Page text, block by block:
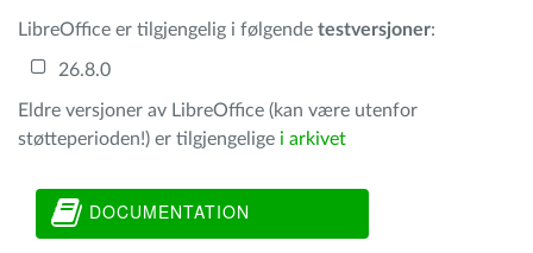
LibreOffice er tilgjengelig i følgende testversjoner:
26.8.0
Eldre versjoner av LibreOffice (kan være utenfor
støtteperioden!) er tilgjengelige i arkivet
DOCUMENTATION